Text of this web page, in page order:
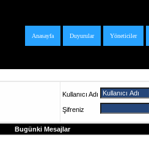
Yöneticiler
Duyurular
Anasayfa
Kullanıcı Adı
Şifreniz
Bugünki Mesajlar